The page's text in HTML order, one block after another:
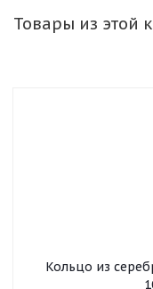
Товары из этой
Кольцо из